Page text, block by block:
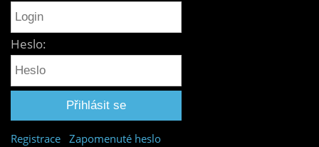
Heslo:
Registrace Zapomenuté heslo